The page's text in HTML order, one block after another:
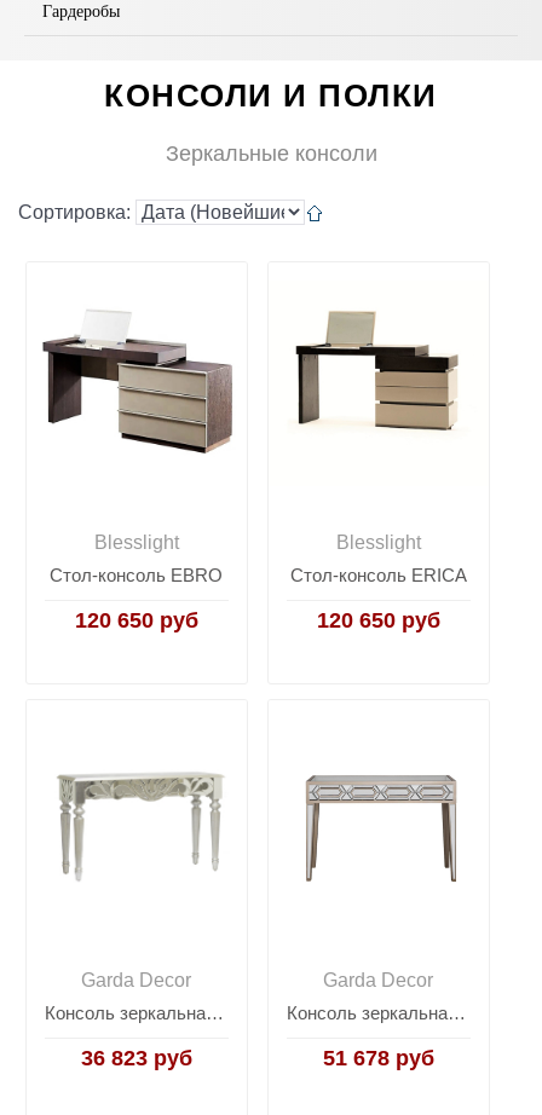
Гардеробы
КОНСОЛИ И ПОЛКИ
Зеркальные консоли
Сортировка:
Blesslight
Стол-консоль EBRO
120 650 руб
Blesslight
Стол-консоль ERICA
120 650 руб
Garda Decor
Консоль зеркальная KFC651
36 823 руб
Garda Decor
Консоль зеркальная KFG045
51 678 руб